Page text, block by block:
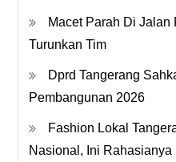
Macet Parah Di
Turunkan Tim
Dprd Tangerang
Pembangunan 2026
Fashion Lokal
Nasional, Ini Rahasianya